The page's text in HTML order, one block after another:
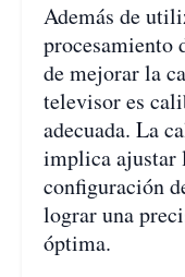
Además de
procesamiento
de mejorar la
televisor es
adecuada. La
implica ajustar
configuración
lograr una
óptima.